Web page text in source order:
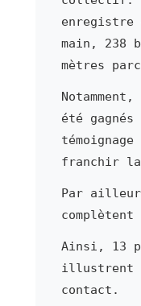
enregistre
main, 238
mètres
été
franchir la
Par
Ainsi, 13
illustrent
contact.